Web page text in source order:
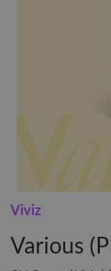
Viviz
Various